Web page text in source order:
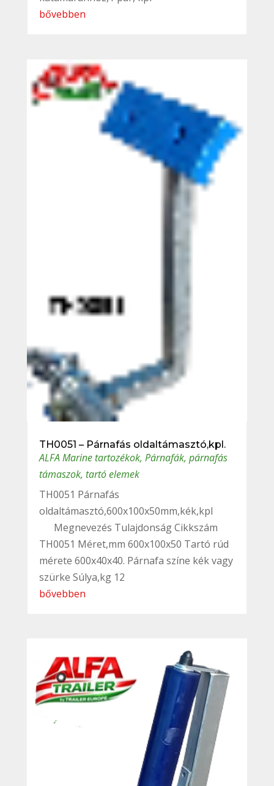
bővebben
TH0051 – Párnafás oldaltámasztó,kpl.
ALFA Marine tartozékok, Párnafák, párnafás
támaszok, tartó elemek
TH0051 Párnafás
oldaltámasztó,600x100x50mm,kék,kpl
Megnevezés Tulajdonság Cikkszám
TH0051 Méret,mm 600x100x50 Tartó rúd
mérete 600x40x40. Párnafa színe kék vagy
szürke Súlya,kg 12
bővebben